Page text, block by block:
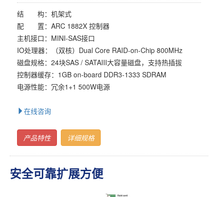
结 构：机架式
配 置：ARC 1882X 控制器
主机接口：MINI-SAS接口
IO处理器：（双核）Dual Core RAID-on-Chip 800MHz
磁盘规格：24块SAS / SATAIII大容量磁盘，支持热插拔
控制器缓存：1GB on-board DDR3-1333 SDRAM
电源性能：冗余1+1 500W电源
在线咨询
产品特性 详细规格
安全可靠扩展方便